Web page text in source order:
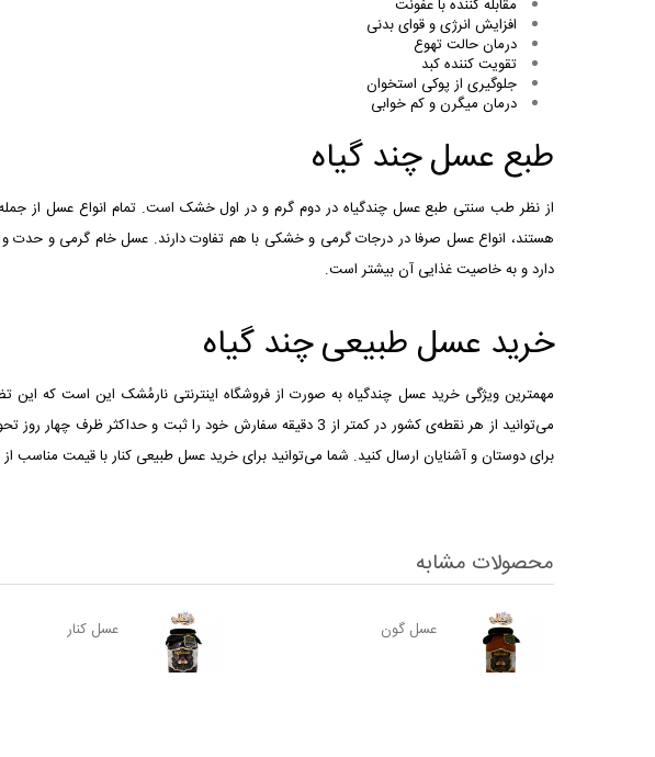
مقابله کننده با عفونت
افزایش انرژی و قوای بدنی
درمان حالت تهوع
تقویت کننده کبد
جلوگیری از پوکی استخوان
درمان میگرن و کم خوابی
طبع عسل چند گیاه
از نظر طب سنتی طبع عسل چندگیاه در دوم گرم و در اول خشک است. تمام انواع عسل از
هستند، انواع عسل صرفا در درجات گرمی و خشکی با هم تفاوت دارند. عسل خام گرمی و حدت
دارد و به خاصیت غذایی آن بیشتر است.
خرید عسل طبیعی چند گیاه
مهمترین ویژگی خرید عسل چندگیاه به صورت از فروشگاه اینترنتی نارمُشک این است که
می‌توانید از هر نقطه‌ی کشور در کمتر از 3 دقیقه سفارش خود را
برای دوستان و آشنایان ارسال کنید. شما می‌توانید برای خرید عسل طبیعی کنار با قیمت مناسب
محصولات مشابه
عسل گون عسل کنار